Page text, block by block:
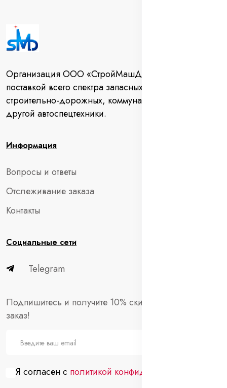
Организация ООО «СтройМашДеталь» занимается
поставкой всего спектра запасных частей для
строительно-дорожных, коммунальных машин и
другой автоспецтехники.
Информация
Вопросы и ответы
Отслеживание заказа
Контакты
Социальные сети
Telegram
Подпишитесь и получите 10% скидки на первый
заказ!
Я согласен с политикой конфиденциальности